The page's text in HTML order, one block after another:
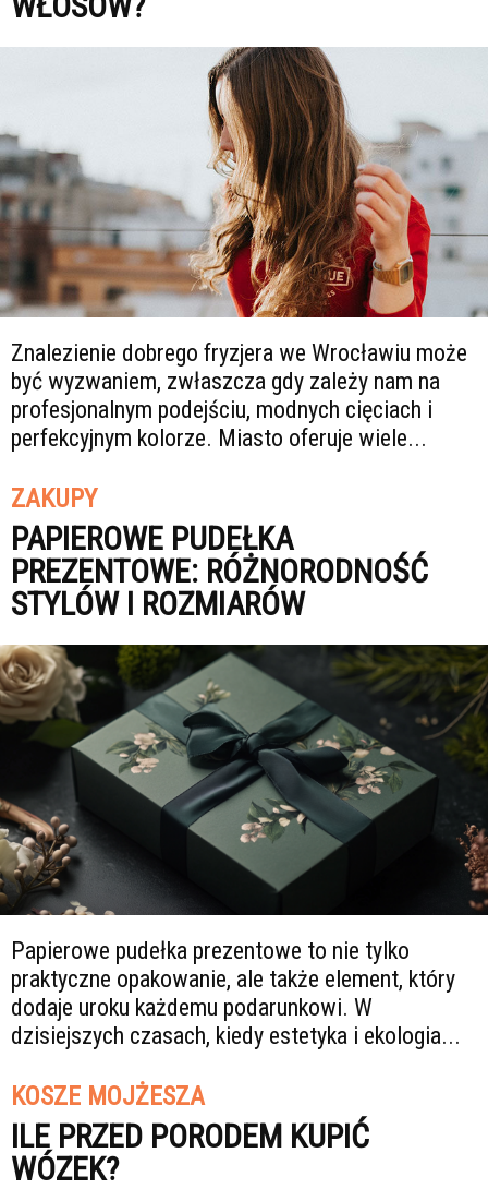
Znalezienie dobrego fryzjera we Wrocławiu może
być wyzwaniem, zwłaszcza gdy zależy nam na
profesjonalnym podejściu, modnych cięciach i
perfekcyjnym kolorze. Miasto oferuje wiele...
ZAKUPY
PAPIEROWE PUDEŁKA
PREZENTOWE: RÓŻNORODNOŚĆ
STYLÓW I ROZMIARÓW
Papierowe pudełka prezentowe to nie tylko
praktyczne opakowanie, ale także element, który
dodaje uroku każdemu podarunkowi. W
dzisiejszych czasach, kiedy estetyka i ekologia...
KOSZE MOJŻESZA
ILE PRZED PORODEM KUPIĆ
WÓZEK?